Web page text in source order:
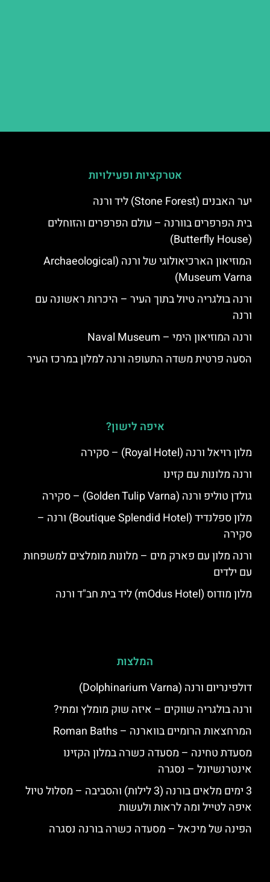
אטרקציות ופעילויות
יער האבנים (Stone Forest) ליד ורנה
בית הפרפרים בוורנה – עולם הפרפרים והזוחלים
(Butterfly House)
המוזיאון הארכיאולוגי של ורנה (Archaeological
Museum Varna)
ורנה בולגריה טיול בתוך העיר – היכרות ראשונה עם
ורנה
ורנה המוזיאון הימי – Naval Museum
הסעה פרטית משדה התעופה ורנה למלון במרכז העיר
איפה לישון?
מלון רויאל ורנה (Royal Hotel) – סקירה
ורנה מלונות עם קזינו
גולדן טוליפ ורנה (Golden Tulip Varna) – סקירה
מלון ספלנדיד (Boutique Splendid Hotel) ורנה –
סקירה
ורנה מלון עם פארק מים – מלונות מומלצים למשפחות
עם ילדים
מלון מודוס (mOdus Hotel) ליד בית חב"ד ורנה
המלצות
דולפינריום ורנה (Dolphinarium Varna)
ורנה בולגריה שווקים – איזה שוק מומלץ ומתי?
המרחצאות הרומיים בווארנה – Roman Baths
מסעדת טחינה – מסעדה כשרה במלון הקזינו
אינטרנשיונל – נסגרה
3 ימים מלאים בורנה (3 לילות) והסביבה – מסלול טיול
איפה לטייל ומה לראות ולעשות
הפינה של מיכאל – מסעדה כשרה בורנה נסגרה